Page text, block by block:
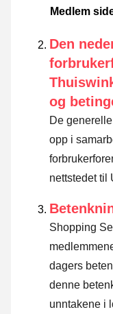
Medlem
Den
og
De
opp i
nettstedet til
Shopping
dagers
denne
unntakene i